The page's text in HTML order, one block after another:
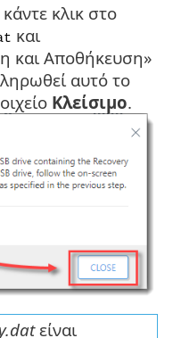
κλικ στο
και
και Αποθήκευση»
αυτό το
Κλείσιμο.
είναι